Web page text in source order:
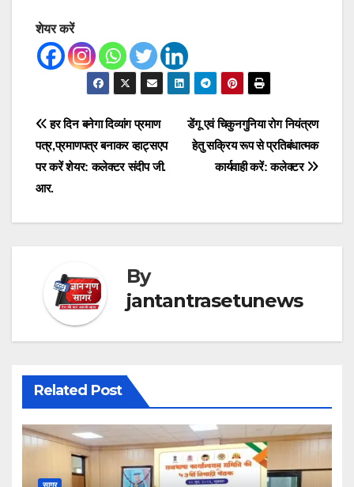
शेयर करें
Post
navigation
डेंगू एवं चिकुनगुनिया रोग नियंत्रण
हेतु सक्रिय रूप से प्रतिबंधात्मक
कार्यवाही करें: कलेक्टर
हर दिन बनेगा दिव्यांग प्रमाण
पत्र,प्रमाणपत्र बनाकर व्हाट्सएप
पर करें शेयर: कलेक्टर संदीप जी.
आर.
By
jantantrasetunews
Related Post
सागर